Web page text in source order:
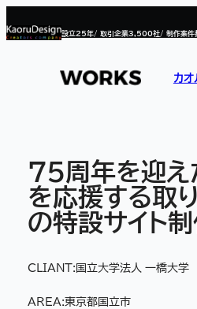
容
を
設立25年/ 取引企業3,500社/ 制作案件
カ
75周年を迎え
を応援する取
の特設サイト
CLIANT: 国立大学法人 一橋大学
AREA:東京都国立市